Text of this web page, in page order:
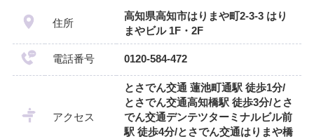
住所
高知県高知市はりまや町2-3-3 はり
まやビル 1F・2F
電話番号 0120-584-472
アクセス
とさでん交通 蓮池町通駅 徒歩1分/
とさでん交通高知橋駅 徒歩3分/とさ
でん交通デンテツターミナルビル前
駅 徒歩4分/とさでん交通はりまや橋